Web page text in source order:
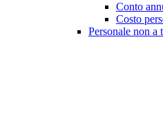
Conto
Costo
Personale non a